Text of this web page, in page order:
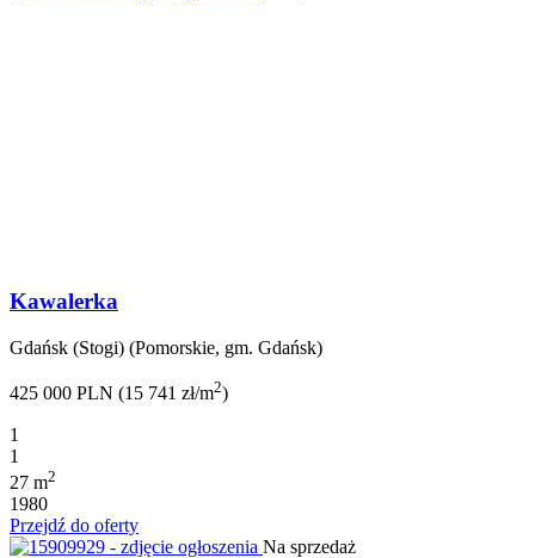
Kawalerka
Gdańsk (Stogi) (Pomorskie, gm. Gdańsk)
425 000 PLN (15 741 zł/m2)
1
1
27 m2
1980
Przejdź do oferty
Na sprzedaż